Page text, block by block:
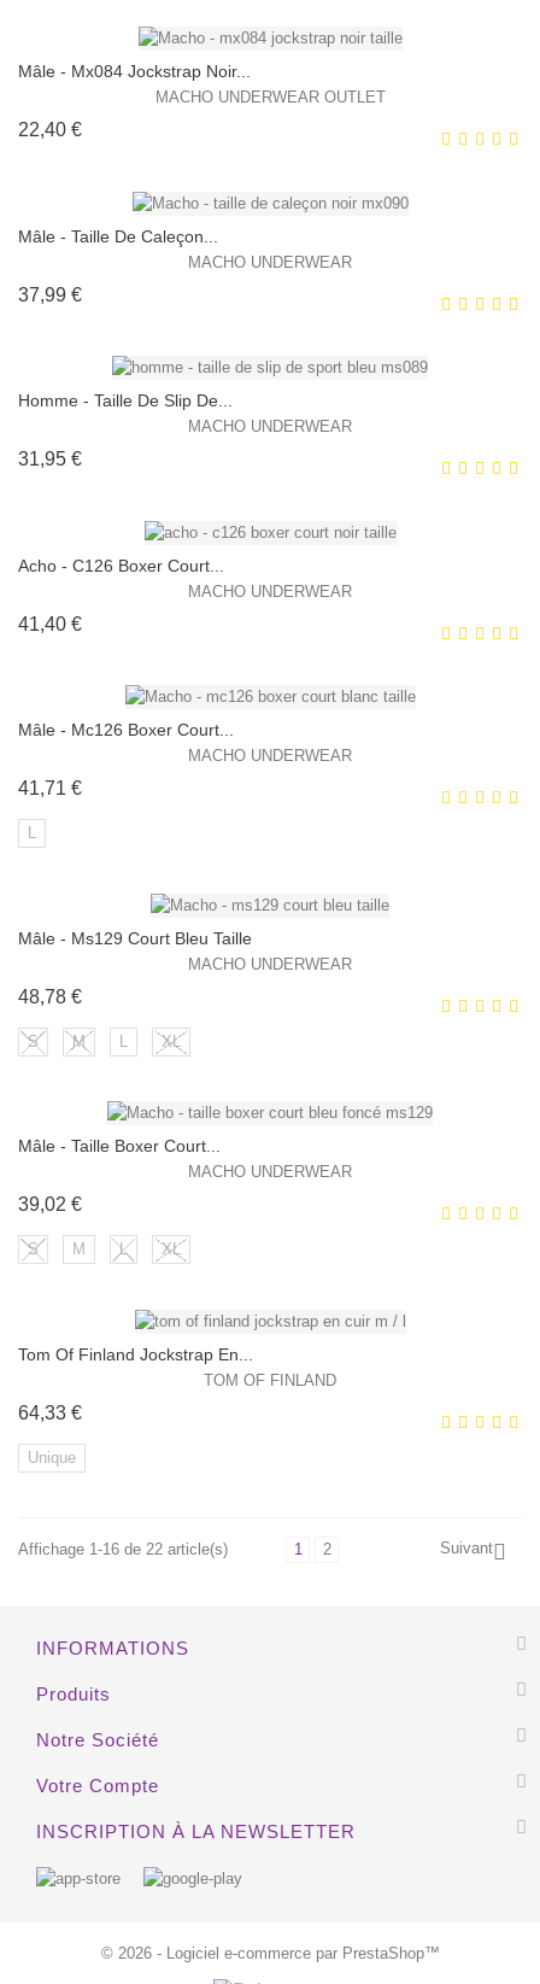
Mâle - Mx084 Jockstrap Noir...
MACHO UNDERWEAR OUTLET
22,40 €Prix
Mâle - Taille De Caleçon...
MACHO UNDERWEAR
37,99 €Prix
Homme - Taille De Slip De...
MACHO UNDERWEAR
31,95 €Prix
HORS STOCK
Acho - C126 Boxer Court...
MACHO UNDERWEAR
41,40 €Prix
EXCLUSIVITÉ WEB !
Mâle - Mc126 Boxer Court...
MACHO UNDERWEAR
41,71 €Prix
L
EXCLUSIVITÉ WEB !
Mâle - Ms129 Court Bleu Taille
MACHO UNDERWEAR
48,78 €Prix
S M XL
EXCLUSIVITÉ WEB !
Mâle - Taille Boxer Court...
MACHO UNDERWEAR
39,02 €Prix
S M L XL
Tom Of Finland Jockstrap En...
TOM OF FINLAND
64,33 €Prix
Unique
Affichage 1-16 de 22 article(s) 1 2 Suivant
INFORMATIONS
Produits
Notre Société
Votre Compte
INSCRIPTION À LA NEWSLETTER
© 2026 - Logiciel e-commerce par PrestaShop™